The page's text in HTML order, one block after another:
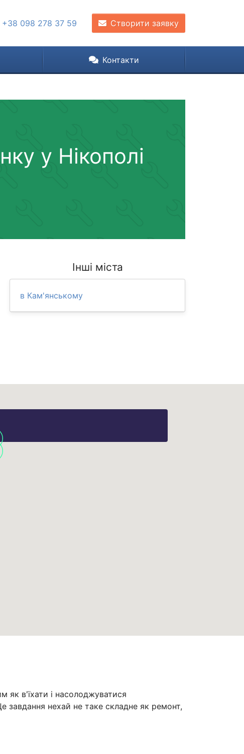
+38 098 278 37 59 Створити заявку
Контакти
у Нікополі
Інші міста
в Кам'янському
як в'їхати і насолоджуватися
завдання нехай не таке складне як ремонт,